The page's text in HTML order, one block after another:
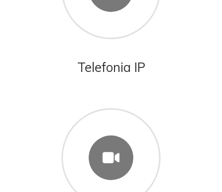
Telefonia IP